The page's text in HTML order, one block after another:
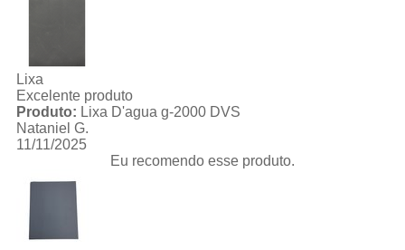
Lixa
Excelente produto
Produto: Lixa D'agua g-2000 DVS
Nataniel G.
11/11/2025
Eu recomendo esse produto.